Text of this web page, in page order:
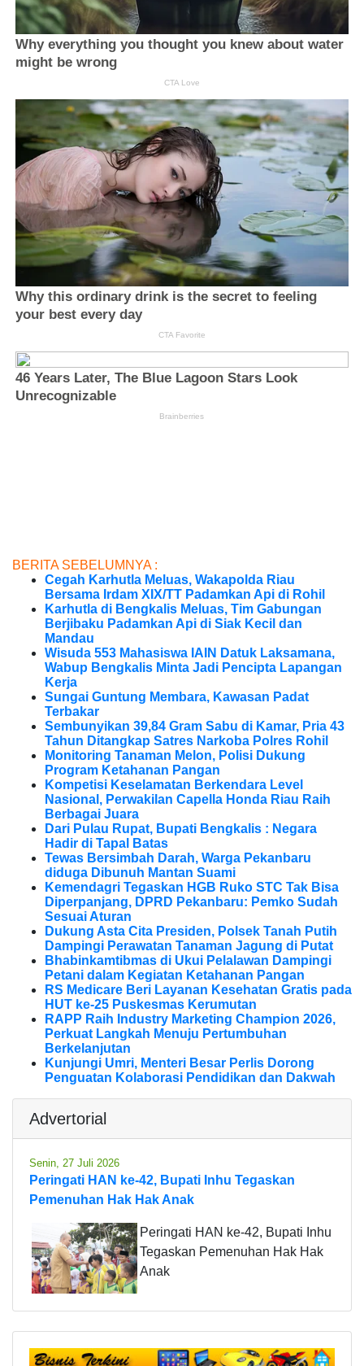
BERITA SEBELUMNYA :
Cegah Karhutla Meluas, Wakapolda Riau
Bersama Irdam XIX/TT Padamkan Api di Rohil
Karhutla di Bengkalis Meluas, Tim Gabungan
Berjibaku Padamkan Api di Siak Kecil dan
Mandau
Wisuda 553 Mahasiswa IAIN Datuk Laksamana,
Wabup Bengkalis Minta Jadi Pencipta Lapangan
Kerja
Sungai Guntung Membara, Kawasan Padat
Terbakar
Sembunyikan 39,84 Gram Sabu di Kamar, Pria 43
Tahun Ditangkap Satres Narkoba Polres Rohil
Monitoring Tanaman Melon, Polisi Dukung
Program Ketahanan Pangan
Kompetisi Keselamatan Berkendara Level
Nasional, Perwakilan Capella Honda Riau Raih
Berbagai Juara
Dari Pulau Rupat, Bupati Bengkalis : Negara
Hadir di Tapal Batas
Tewas Bersimbah Darah, Warga Pekanbaru
diduga Dibunuh Mantan Suami
Kemendagri Tegaskan HGB Ruko STC Tak Bisa
Diperpanjang, DPRD Pekanbaru: Pemko Sudah
Sesuai Aturan
Dukung Asta Cita Presiden, Polsek Tanah Putih
Dampingi Perawatan Tanaman Jagung di Putat
Bhabinkamtibmas di Ukui Pelalawan Dampingi
Petani dalam Kegiatan Ketahanan Pangan
RS Medicare Beri Layanan Kesehatan Gratis pada
HUT ke-25 Puskesmas Kerumutan
RAPP Raih Industry Marketing Champion 2026,
Perkuat Langkah Menuju Pertumbuhan
Berkelanjutan
Kunjungi Umri, Menteri Besar Perlis Dorong
Penguatan Kolaborasi Pendidikan dan Dakwah
Advertorial
Senin, 27 Juli 2026
Peringati HAN ke-42, Bupati Inhu Tegaskan
Pemenuhan Hak Hak Anak
Peringati HAN ke-42, Bupati Inhu
Tegaskan Pemenuhan Hak Hak
Anak